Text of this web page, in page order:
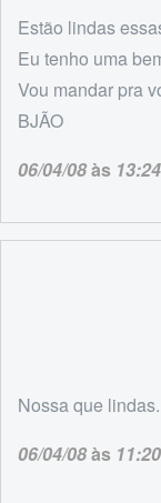
Estão lindas
Eu tenho uma
Vou mandar pra
BJÃO
06/04/08às 13:24
Nossa que
06/04/08às 11:20